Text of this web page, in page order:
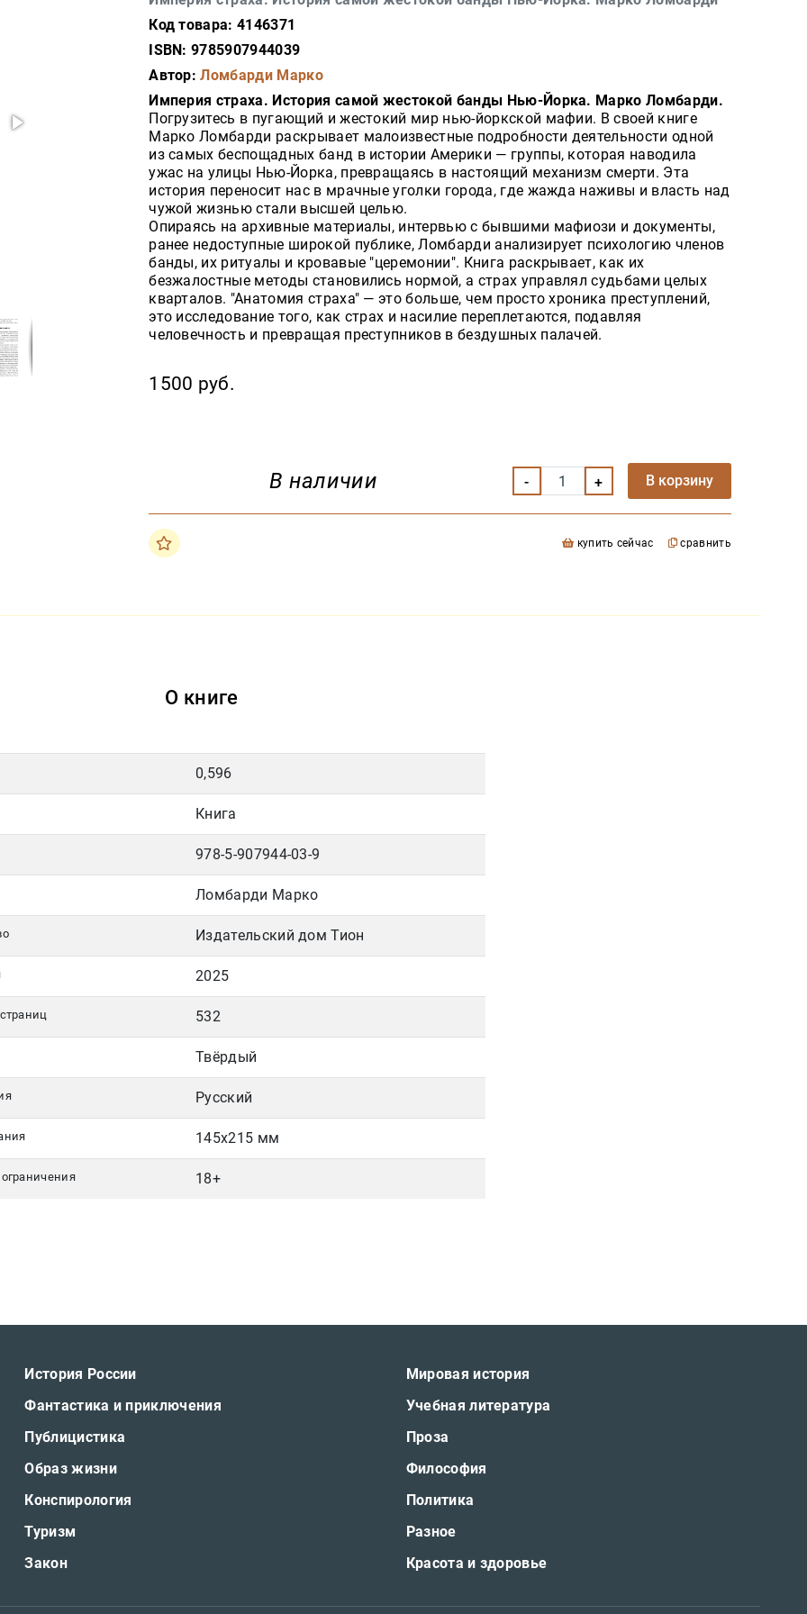
Код товара: 4146371
ISBN: 9785907944039
Автор:Ломбарди Марко
Империя страха. История самой жестокой банды Нью-Йорка. Марко Ломбарди.
Погрузитесь в пугающий и жестокий мир нью-йоркской мафии. В своей книге
Марко Ломбарди раскрывает малоизвестные подробности деятельности одной
из самых беспощадных банд в истории Америки — группы, которая наводила
ужас на улицы Нью-Йорка, превращаясь в настоящий механизм смерти. Эта
история переносит нас в мрачные уголки города, где жажда наживы и власть над
чужой жизнью стали высшей целью.
Опираясь на архивные материалы, интервью с бывшими мафиози и документы,
ранее недоступные широкой публике, Ломбарди анализирует психологию членов
банды, их ритуалы и кровавые "церемонии". Книга раскрывает, как их
безжалостные методы становились нормой, а страх управлял судьбами целых
кварталов. "Анатомия страха" — это больше, чем просто хроника преступлений,
это исследование того, как страх и насилие переплетаются, подавляя
человечность и превращая преступников в бездушных палачей.
1500 руб.
В наличии В корзину
купить сейчас сравнить
О книге
0,596
Книга
978-5-907944-03-9
Ломбарди Марко
Издательский дом Тион
2025
532
Твёрдый
Русский
145х215 мм
18+
История России
Мировая история
Фантастика и приключения
Учебная литература
Публицистика
Проза
Образ жизни
Философия
Конспирология
Политика
Туризм
Разное
Закон Красота и здоровье